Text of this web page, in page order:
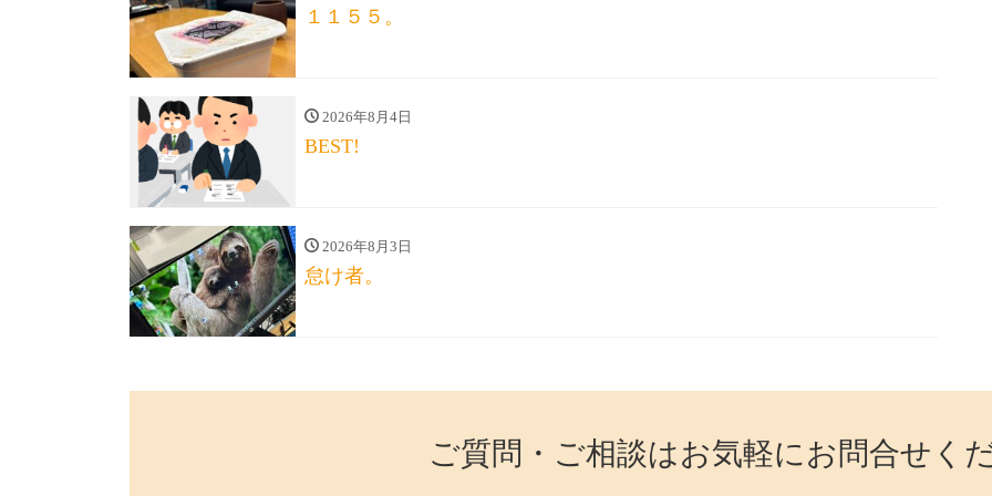
１１５５。
2026年8月4日
BEST!
2026年8月3日
怠け者。
ご質問・ご相談はお気軽にお問合せく